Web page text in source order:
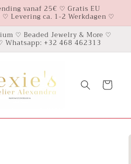
vanaf 25€ ♡ Gratis EU
Levering ca. 1-2 Werkdagen ♡
♡ Beaded Jewelry & More ♡
Whatsapp: +32 468 462313
Cart